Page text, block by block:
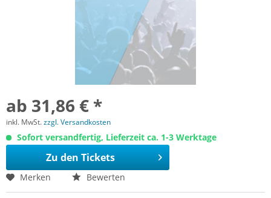
ab 31,86 € *
inkl. MwSt.zzgl. Versandkosten
Sofort versandfertig, Lieferzeit ca. 1-3 Werktage
Zu den Tickets
Merken Bewerten